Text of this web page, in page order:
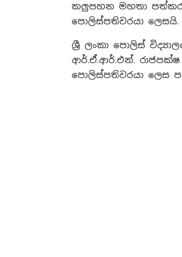
කලුපහන මහතා
පොලිස්පතිවරයා ලෙසයි.
ශ්‍රී ලංකා පොලිස්
ආර්.ඒ.ආර්.එන්.
පොලිස්පතිවරයා ලෙස